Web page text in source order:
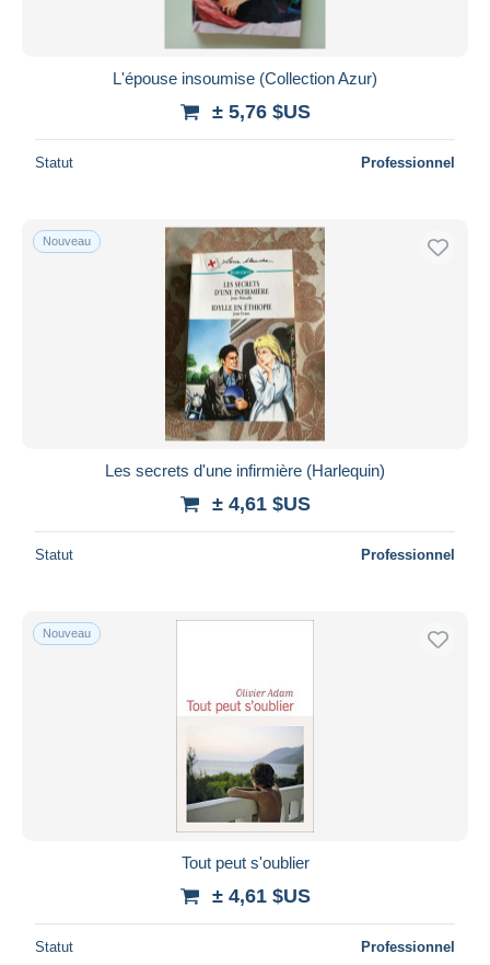
L'épouse insoumise (Collection Azur)
± 5,76 $US
Statut Professionnel
Nouveau
Les secrets d'une infirmière (Harlequin)
± 4,61 $US
Statut Professionnel
Nouveau
Tout peut s'oublier
± 4,61 $US
Statut Professionnel